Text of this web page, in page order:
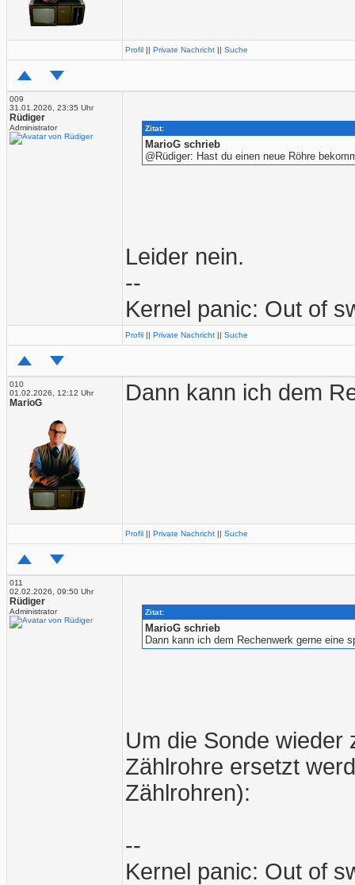
Profil || Private Nachricht || Suche
009
31.01.2026, 23:35 Uhr
Rüdiger
Administrator Zitat:
MarioG schrieb
@Rüdiger: Hast du einen neue Röhre
Leider nein.
--
Kernel panic: Out of
Profil || Private Nachricht || Suche
010
01.02.2026, 12:12 Uhr
MarioG Dann kann ich dem
Profil || Private Nachricht || Suche
011
02.02.2026, 09:50 Uhr
Rüdiger
Administrator Zitat:
MarioG schrieb
Dann kann ich dem Rechenwerk gerne eine
Um die Sonde wieder
Zählrohre ersetzt
Zählrohren):
--
Kernel panic: Out of